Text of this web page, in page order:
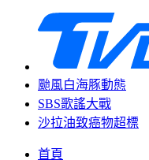
颱風白海豚動態
SBS歌謠大戰
沙拉油致癌物超標
首頁